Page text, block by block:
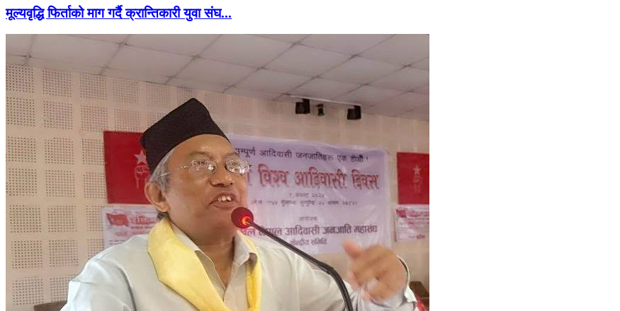
मूल्यवृद्धि फिर्ताको माग गर्दै क्रान्तिकारी युवा संघ...